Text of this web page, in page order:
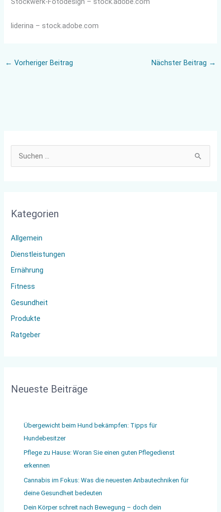
liderina – stock.adobe.com
← Vorheriger Beitrag Nächster Beitrag →
e
a
c
h
:
Kategorien
Allgemein
Dienstleistungen
Ernährung
Fitness
Gesundheit
Produkte
Ratgeber
Neueste Beiträge
Übergewicht beim Hund bekämpfen: Tipps für
Hundebesitzer
Pflege zu Hause: Woran Sie einen guten Pflegedienst
erkennen
Cannabis im Fokus: Was die neuesten Anbautechniken für
deine Gesundheit bedeuten
Dein Körper schreit nach Bewegung – doch dein